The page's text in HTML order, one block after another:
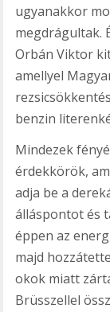
ugyanakkor
megdrágultak.
Orbán Viktor
amellyel
benzin
Mindezek
érdekkörök,
adja be a
álláspontot és
éppen az
majd
okok miatt
Brüsszellel